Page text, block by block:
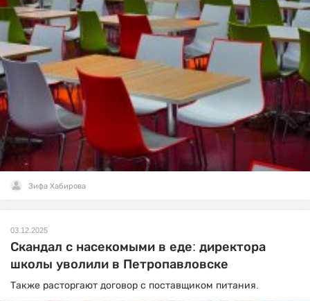
Зифа Хабирова
03.12.2025
Скандал с насекомыми в еде: директора
школы уволили в Петропавловске
Также расторгают договор с поставщиком питания.